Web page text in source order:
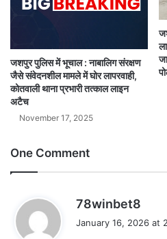
जशपुर पुलिस में भूचाल : नाबालिग संरक्षण
जैसे संवेदनशील मामले में घोर लापरवाही,
कोतवाली थाना प्रभारी तत्काल लाइन
अटैच
November 17, 2025
One Comment
78winbet8
a
January 16, 2026 at